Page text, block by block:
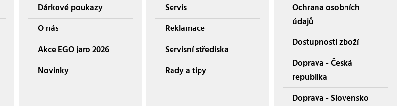
Dárkové poukazy
O nás
Akce EGO jaro 2026
Novinky
Servis
Reklamace
Servisní střediska
Rady a tipy
Ochrana osobních
údajů
Dostupnosti zboží
Doprava - Česká
republika
Doprava - Slovensko